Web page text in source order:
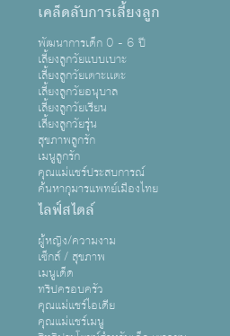
เคล็ดลับการเลี้ยงลูก
พัฒนาการเด็ก 0 - 6 ปี
เลี้ยงลูกวัยแบบเบาะ
เลี้ยงลูกวัยเตาะเเตะ
เลี้ยงลูกวัยอนุบาล
เลี้ยงลูกวัยเรียน
เลี้ยงลูกวัยรุ่น
สุขภาพลูกรัก
เมนูลูกรัก
คุณแม่แชร์ประสบการณ์
ค้นหากุมารแพทย์เมืองไทย
ไลฟ์สไตล์
ผู้หญิง/ความงาม
เซ็กส์ / สุขภาพ
เมนูเด็ด
ทริปครอบครัว
คุณแม่แชร์ไอเดีย
คุณแม่แชร์เมนู